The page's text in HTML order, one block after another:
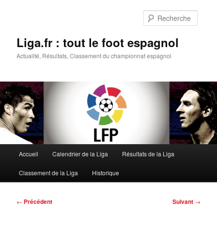
Liga.fr : tout le foot espagnol
Actualité, Résultats, Classement du championnat espagnol
principal
Accueil Calendrier de la Liga Résultats de la Liga
Classement de la Liga Historique
Navigation
← Précédent Suivant →